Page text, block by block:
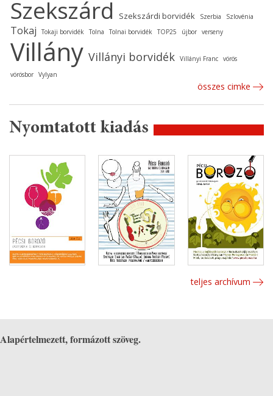
Szekszárd Szekszárdi borvidék Szerbia Szlovénia
Tokaj Tokaji borvidék Tolna Tolnai borvidék TOP25 újbor verseny
Villány Villányi borvidék Villányi Franc vörös
vörösbor Vylyan
összes cimke
Nyomtatott kiadás
teljes archívum
Alapértelmezett, formázott szöveg.